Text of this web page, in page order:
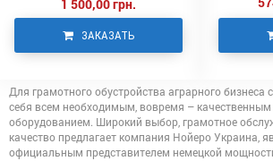
1 500,00 грн.
ЗАКАЗАТЬ
Для грамотного обустройства аграрного бизнеса
себя всем необходимым, вовремя –
оборудованием. Широкий выбор, грамотное
качество предлагает компания Нойеро Украина,
официальным представителем немецкой